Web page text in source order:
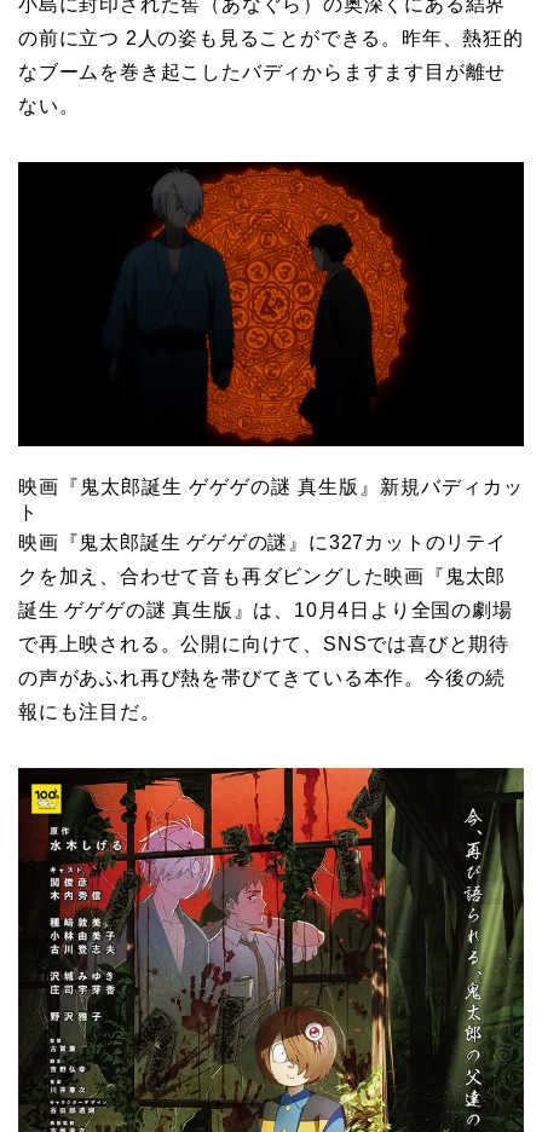
の前に立つ 2人の姿も見ることができる。昨年、熱狂的
なブームを巻き起こしたバディからますます目が離せ
ない。
映画『鬼太郎誕生 ゲゲゲの謎 真生版』新規バディカッ
ト
映画『鬼太郎誕生 ゲゲゲの謎』に327カットのリテイ
クを加え、合わせて音も再ダビングした映画『鬼太郎
誕生 ゲゲゲの謎 真生版』は、10月4日より全国の劇場
で再上映される。公開に向けて、SNSでは喜びと期待
の声があふれ再び熱を帯びてきている本作。今後の続
報にも注目だ。